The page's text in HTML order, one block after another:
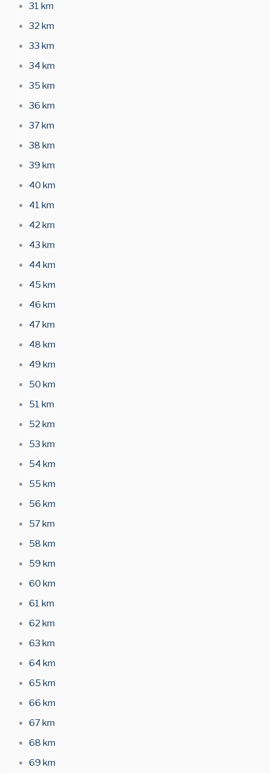
31 km
32 km
33 km
34 km
35 km
36 km
37 km
38 km
39 km
40 km
41 km
42 km
43 km
44 km
45 km
46 km
47 km
48 km
49 km
50 km
51 km
52 km
53 km
54 km
55 km
56 km
57 km
58 km
59 km
60 km
61 km
62 km
63 km
64 km
65 km
66 km
67 km
68 km
69 km